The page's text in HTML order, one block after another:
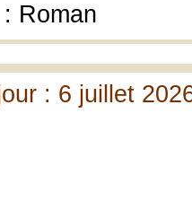
Roman
: 6 juillet